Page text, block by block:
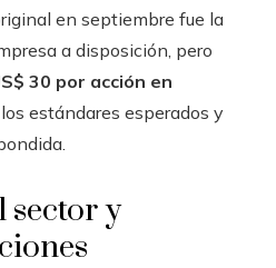
en septiembre fue la
a disposición, pero
30 por acción en
estándares esperados y
sector y